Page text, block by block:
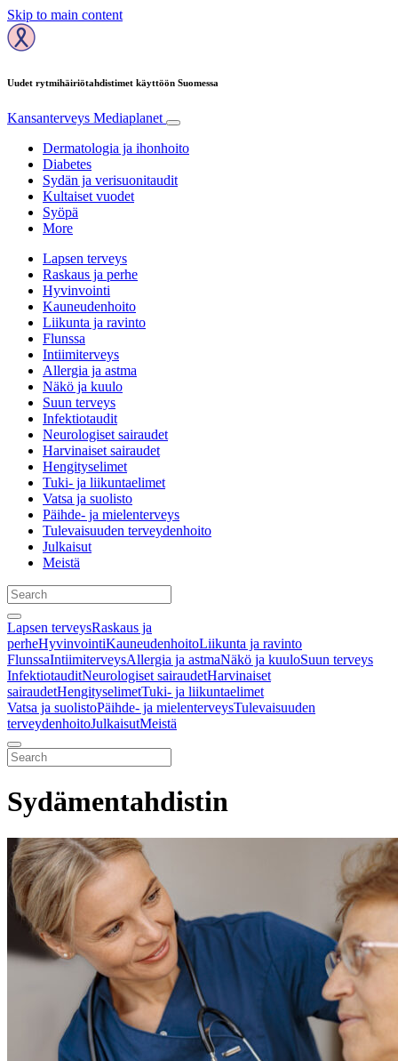
Skip to main content
Uudet rytmihäiriötahdistimet käyttöön Suomessa
Kansanterveys Mediaplanet
Dermatologia ja ihonhoito
Diabetes
Sydän ja verisuonitaudit
Kultaiset vuodet
Syöpä
More
Lapsen terveys
Raskaus ja perhe
Hyvinvointi
Kauneudenhoito
Liikunta ja ravinto
Flunssa
Intiimiterveys
Allergia ja astma
Näkö ja kuulo
Suun terveys
Infektiotaudit
Neurologiset sairaudet
Harvinaiset sairaudet
Hengityselimet
Tuki- ja liikuntaelimet
Vatsa ja suolisto
Päihde- ja mielenterveys
Tulevaisuuden terveydenhoito
Julkaisut
Meistä
Lapsen terveysRaskaus ja
perheHyvinvointiKauneudenhoitoLiikunta ja ravinto
FlunssaIntiimiterveysAllergia ja astmaNäkö ja kuuloSuun terveys
InfektiotauditNeurologiset sairaudetHarvinaiset
sairaudetHengityselimetTuki- ja liikuntaelimet
Vatsa ja suolistoPäihde- ja mielenterveysTulevaisuuden
terveydenhoitoJulkaisutMeistä
Sydämentahdistin